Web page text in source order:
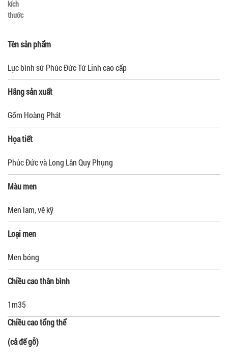
kích
thước
Tên sản phẩm
Lục bình sứ Phúc Đức Tứ Linh cao cấp
Hãng sản xuất
Gốm Hoàng Phát
Họa tiết
Phúc Đức và Long Lân Quy Phụng
Màu men
Men lam, vẽ kỹ
Loại men
Men bóng
Chiều cao thân bình
1m35
Chiều cao tổng thể
(cả đế gỗ)